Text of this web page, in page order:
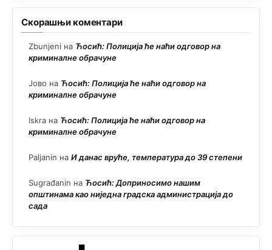
Скорашњи коментари
Zbunjeni на Ћосић: Полиција ће наћи одговор на
криминалне обрачуне
Јово на Ћосић: Полиција ће наћи одговор на
криминалне обрачуне
Iskra на Ћосић: Полиција ће наћи одговор на
криминалне обрачуне
Paljanin на И данас вруће, температура до 39 степени
Sugrađanin на Ћосић: Доприносимо нашим
општинама као ниједна градска администрација до
сада